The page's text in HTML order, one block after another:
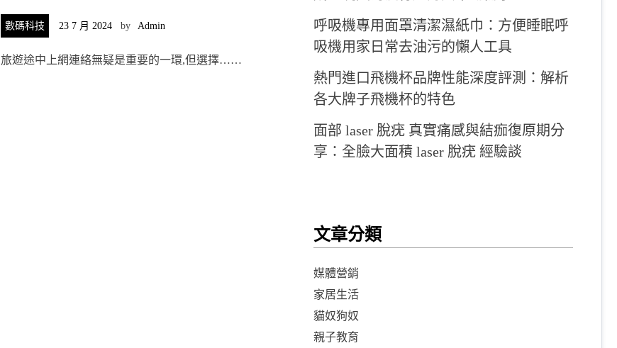
數碼科技 23 7 月 2024 by Admin
旅遊途中上網連絡無疑是重要的一環,但選擇……
呼吸機專用面罩清潔濕紙巾：方便睡眠呼
吸機用家日常去油污的懶人工具
熱門進口飛機杯品牌性能深度評測：解析
各大牌子飛機杯的特色
面部 laser 脫疣 真實痛感與結痂復原期分
享：全臉大面積 laser 脫疣 經驗談
文章分類
媒體營銷
家居生活
貓奴狗奴
親子教育